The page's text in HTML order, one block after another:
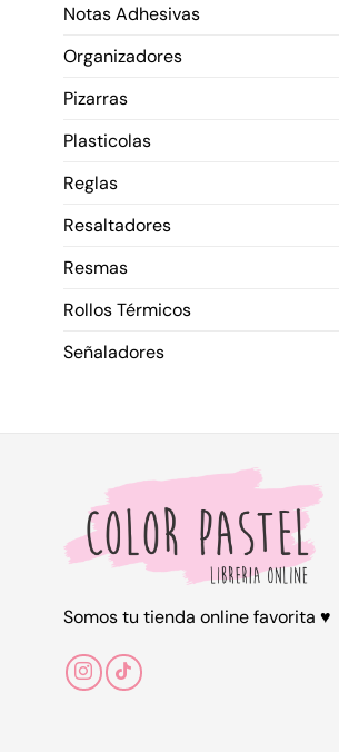
Notas Adhesivas
Organizadores
Pizarras
Plasticolas
Reglas
Resaltadores
Resmas
Rollos Térmicos
Señaladores
Somos tu tienda online favorita ♥